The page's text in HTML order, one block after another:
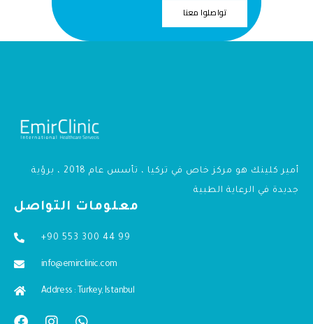
تواصلوا معنا
أمير كلينك هو مركز خاص في تركيا ، تأسس عام 2018 ، برؤية
جديدة في الرعاية الطبية
معلومات التواصل
+90 553 300 44 99
info@emirclinic.com
Address : Turkey, Istanbul